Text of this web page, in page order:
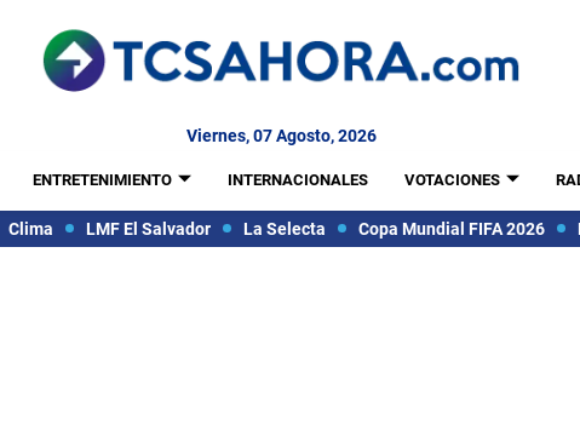
Viernes, 07 Agosto, 2026
ENTRETENIMIENTO INTERNACIONALES VOTACIONES
Clima LMF El Salvador La Selecta Copa Mundial FIFA 2026